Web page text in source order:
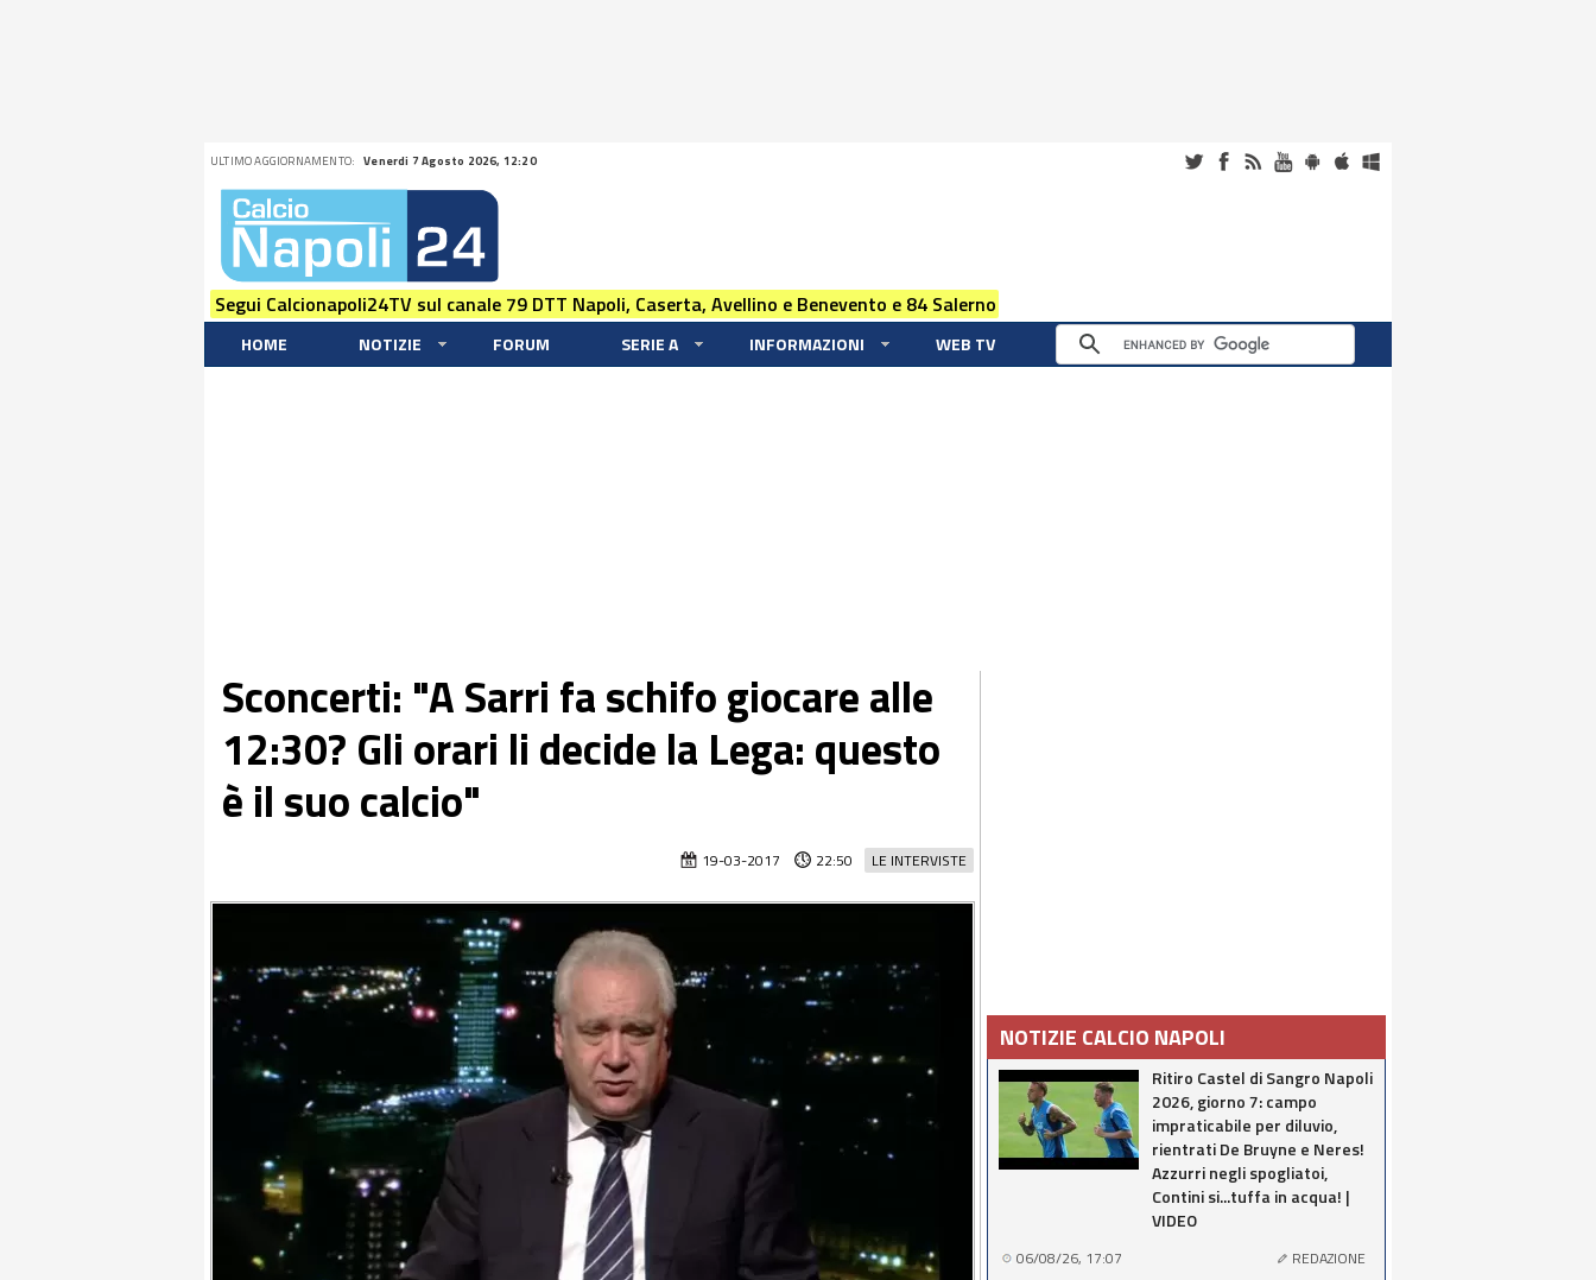
ULTIMO AGGIORNAMENTO: Venerdi 7 Agosto 2026, 12:20
Segui Calcionapoli24TV sul canale 79 DTT Napoli, Caserta, Avellino e Benevento e 84 Salerno
HOME NOTIZIE FORUM SERIE A INFORMAZIONI WEB TV
Sconcerti: "A Sarri fa schifo giocare alle
12:30? Gli orari li decide la Lega: questo
è il suo calcio"
LE INTERVISTE
19-03-2017 22:50
NOTIZIE CALCIO NAPOLI
Ritiro Castel di Sangro Napoli
2026, giorno 7: campo
impraticabile per diluvio,
rientrati De Bruyne e Neres!
Azzurri negli spogliatoi,
Contini si...tuffa in acqua! |
VIDEO
06/08/26, 17:07 REDAZIONE